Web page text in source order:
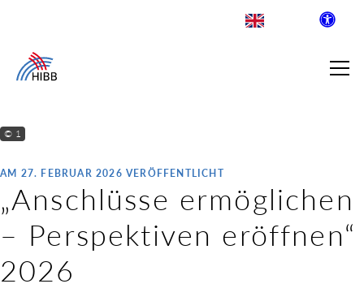
SUCHE
INSTITUT FÜR BERUFLICHE
© 1
AM 27. FEBRUAR 2026 VERÖFFENTLICHT
„Anschlüsse ermöglichen
– Perspektiven eröffnen“
2026